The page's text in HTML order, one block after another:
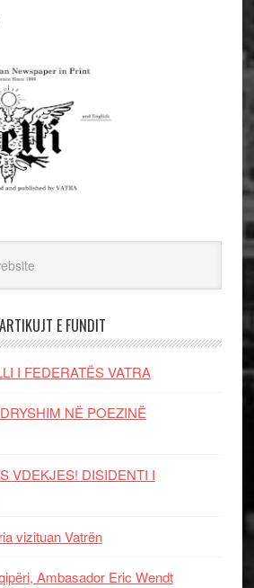
ARTIKUJT E FUNDIT
I FEDERATËS VATRA
NË POEZINË
VDEKJES! DISIDENTI I
vizituan Vatrën
Ambasador Eric Wendt